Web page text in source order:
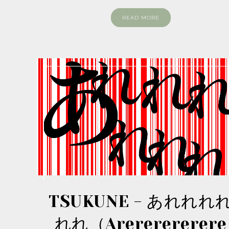
READ MORE
TSUKUNE - あれれれ
れれ（Arererererere